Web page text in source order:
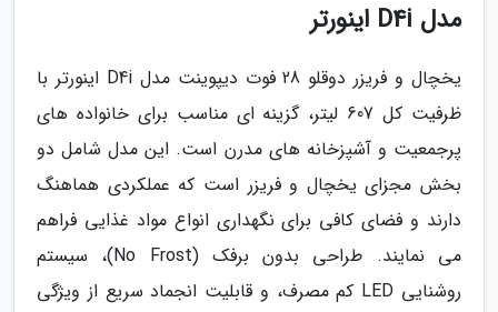
مدل D4i اینورتر
یخچال و فریزر دوقلو 28 فوت دیپوینت مدل D4i اینورتر با
ظرفیت کل 607 لیتر، گزینه ای مناسب برای خانواده های
پرجمعیت و آشپزخانه های مدرن است. این مدل شامل دو
بخش مجزای یخچال و فریزر است که عملکردی هماهنگ
دارند و فضای کافی برای نگهداری انواع مواد غذایی فراهم
می نمایند. طراحی بدون برفک (No Frost)، سیستم
روشنایی LED کم مصرف، و قابلیت انجماد سریع از ویژگی